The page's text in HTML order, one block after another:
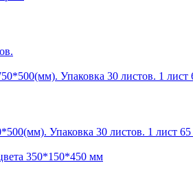
Упаковка 30 листов. 1 лист 65